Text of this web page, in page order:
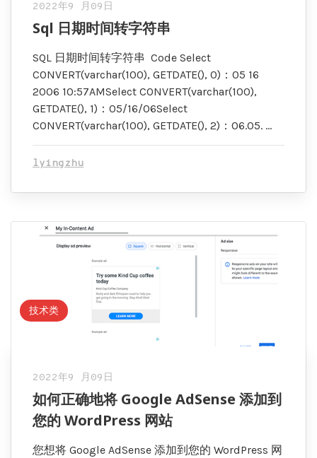
2022年9 月09日
Sql 日期时间转字符串
SQL 日期时间转字符串 Code Select
CONVERT(varchar(100), GETDATE(), 0)：05 16
2006 10:57AMSelect CONVERT(varchar(100),
GETDATE(), 1)：05/16/06Select
CONVERT(varchar(100), GETDATE(), 2)：06.05. …
lyingzhu
技术类
2022年9 月09日
如何正确地将 Google AdSense 添加到
您的 WordPress 网站
您想将 Google AdSense 添加到您的 WordPress 网